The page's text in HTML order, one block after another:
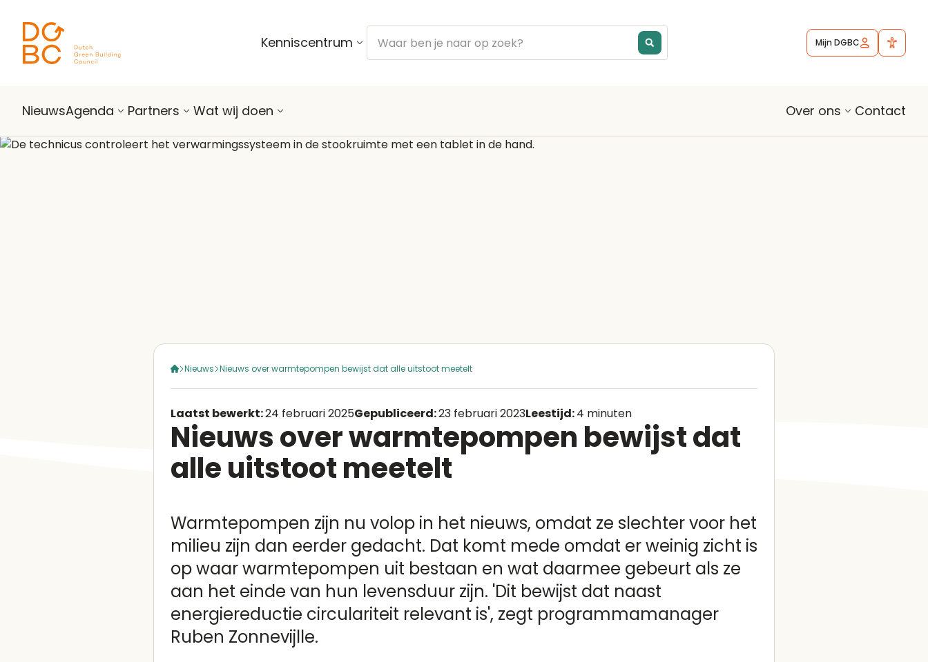
Kenniscentrum Mijn DGBC
NieuwsAgenda Partners Wat wij doen Over ons Contact
Nieuws Nieuws over warmtepompen bewijst dat alle uitstoot meetelt
Laatst bewerkt:24 februari 2025Gepubliceerd:23 februari 2023Leestijd:4 minuten
Nieuws over warmtepompen bewijst dat
alle uitstoot meetelt
Warmtepompen zijn nu volop in het nieuws, omdat ze slechter voor het
milieu zijn dan eerder gedacht. Dat komt mede omdat er weinig zicht is
op waar warmtepompen uit bestaan en wat daarmee gebeurt als ze
aan het einde van hun levensduur zijn. 'Dit bewijst dat naast
energiereductie circulariteit relevant is', zegt programmamanager
Ruben Zonnevijlle.